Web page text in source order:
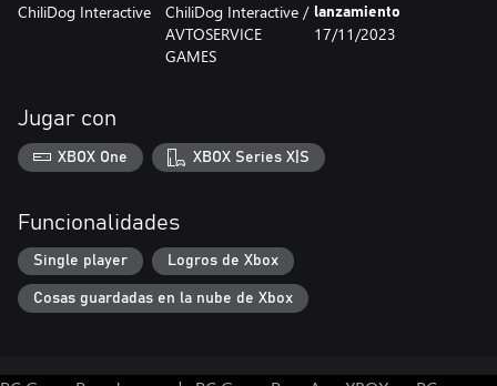
ChiliDog Interactive
ChiliDog Interactive /
AVTOSERVICE
GAMES
lanzamiento
17/11/2023
Jugar con
XBOX One XBOX Series X|S
Funcionalidades
Single player Logros de Xbox
Cosas guardadas en la nube de Xbox